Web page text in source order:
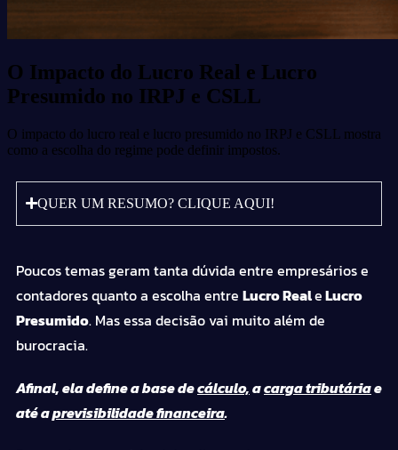
O Impacto do Lucro Real e Lucro
Presumido no IRPJ e CSLL
O impacto do lucro real e lucro presumido no IRPJ e CSLL mostra
como a escolha do regime pode definir impostos.
QUER UM RESUMO? CLIQUE AQUI!
Poucos temas geram tanta dúvida entre empresários e
contadores quanto a escolha entre Lucro RealeLucro
Presumido. Mas essa decisão vai muito além de
burocracia.
Afinal, ela define a base decálculo,acarga tributáriae
até aprevisibilidade financeira.